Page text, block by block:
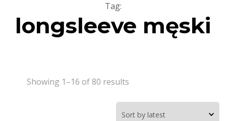
Tag:
longsleeve męski
Showing 1–16 of 80 results